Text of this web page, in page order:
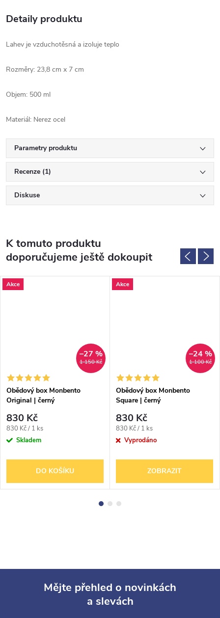
Detaily produktu
Lahev je vzduchotěsná a izoluje teplo
Rozměry: 23,8 cm x 7 cm
Objem: 500 ml
Materiál: Nerez ocel
Parametry produktu
Recenze (1)
Diskuse
K tomuto produktu
doporučujeme ještě dokoupit
Akce
1 150 Kč
–27 %
Obědový box Monbento
Original | černý
830 Kč
Měrná
cena:
830 Kč / 1 ks
Skladem
DO KOŠÍKU
Akce
1 100 Kč
–24 %
Obědový box Monbento
Square | černý
830 Kč
Měrná
cena:
830 Kč / 1 ks
Vyprodáno
ZOBRAZIT
Mějte přehled o novinkách
a slevách